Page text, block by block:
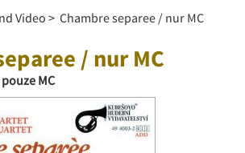
Video > Chambre separee / nur MC
/ nur MC
MC